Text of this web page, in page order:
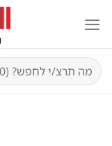
content
חיפוש
עבור: